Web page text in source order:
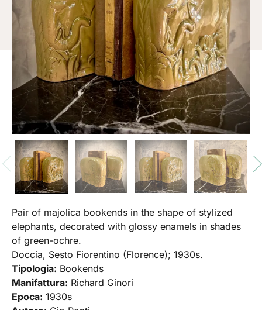
Pair of majolica bookends in the shape of stylized
elephants, decorated with glossy enamels in shades
of green-ochre.
Doccia, Sesto Fiorentino (Florence); 1930s.
Tipologia: Bookends
Manifattura: Richard Ginori
Epoca: 1930s